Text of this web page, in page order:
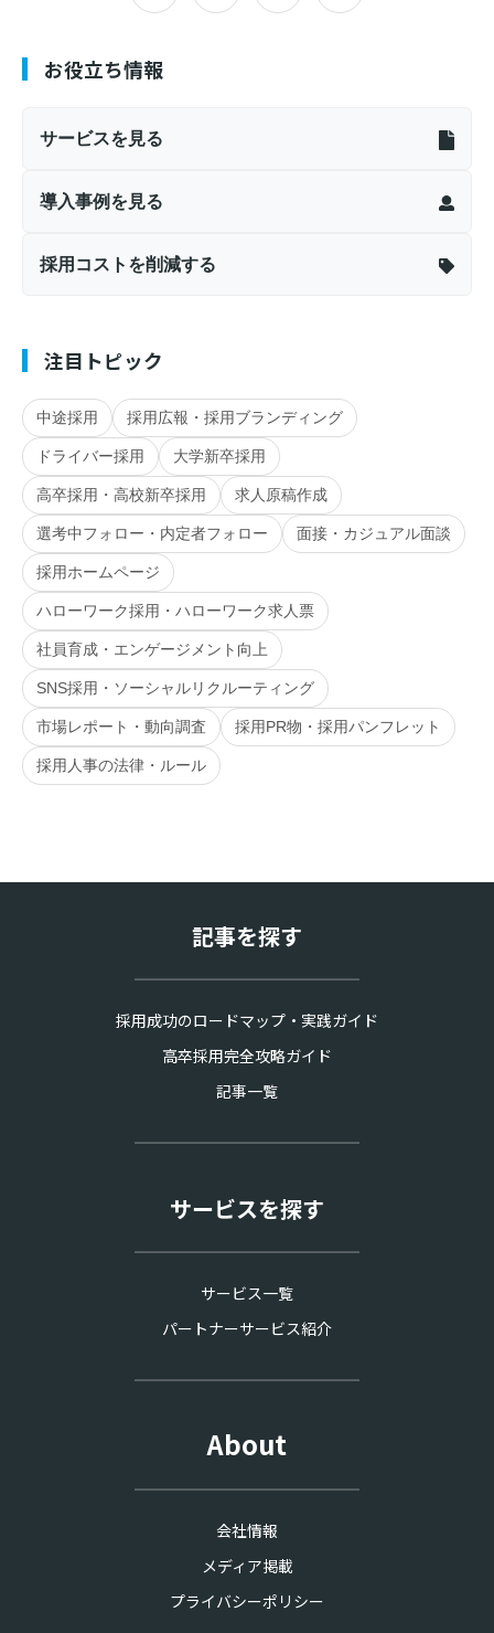
お役立ち情報
サービスを見る
導入事例を見る
採用コストを削減する
注目トピック
中途採用 採用広報・採用ブランディング
ドライバー採用 大学新卒採用
高卒採用・高校新卒採用 求人原稿作成
選考中フォロー・内定者フォロー 面接・カジュアル面談
採用ホームページ
ハローワーク採用・ハローワーク求人票
社員育成・エンゲージメント向上
SNS採用・ソーシャルリクルーティング
市場レポート・動向調査 採用PR物・採用パンフレット
採用人事の法律・ルール
記事を探す
採用成功のロードマップ・実践ガイド
高卒採用完全攻略ガイド
記事一覧
サービスを探す
サービス一覧
パートナーサービス紹介
About
会社情報
メディア掲載
プライバシーポリシー